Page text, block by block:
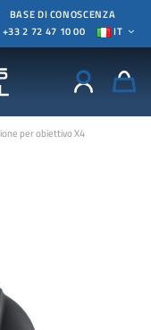
BASE DI CONOSCENZA
+33 2 72 47 10 00 IT
per obiettivo X4